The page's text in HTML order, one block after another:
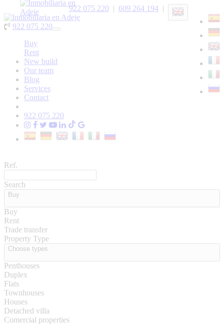
609 264 194 |
922 075 220 |
922 075 220
Toggle
Buy
Rent
New build
Our team
Blog
Services
Contact
922 075 220
Ref.
Search
Buy
Buy
Rent
Trade transfer
Property Type
Choose types
Penthouses
Duplex
Flats
Townhouses
Houses
Detached villa
Comercial properties